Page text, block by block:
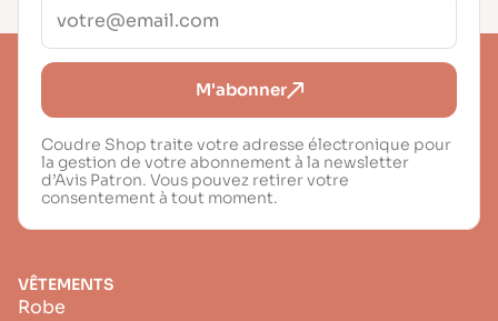
M'abonner
Coudre Shop traite votre adresse électronique pour
la gestion de votre abonnement à la newsletter
d’Avis Patron. Vous pouvez retirer votre
consentement à tout moment.
VÊTEMENTS
Robe